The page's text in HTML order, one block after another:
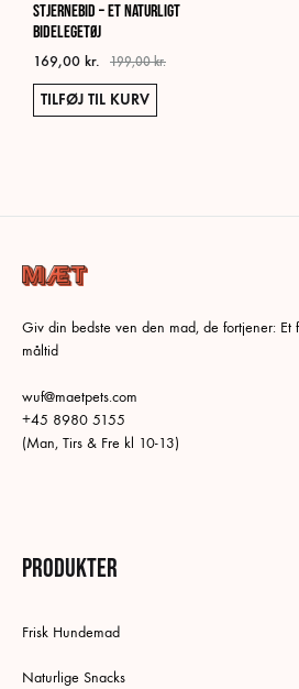
Stjernebid – Et naturligt
bidelegetøj
169,00 kr. 199,00kr.
TILFØJ TIL KURV
Giv din bedste ven den mad, de fortjener:
måltid
wuf@maetpets.com
+45 8980 5155
(Man, Tirs & Fre kl 10-13)
Produkter
Frisk Hundemad
Naturlige Snacks